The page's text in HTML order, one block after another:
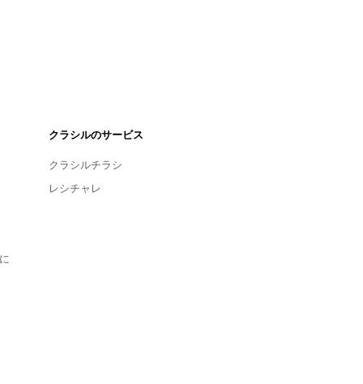
クラシルのサービス
クラシルチラシ
レシチャレ